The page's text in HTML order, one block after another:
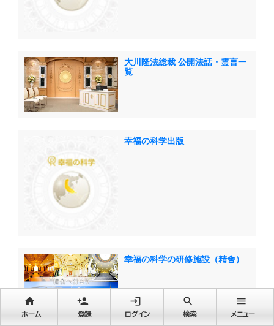
大川隆法総裁 公開法話・霊言一
覧
幸福の科学出版
幸福の科学の研修施設（精舎）
home
ホーム
person_add
登録
login
ログイン
search
検索
menu
メニュー